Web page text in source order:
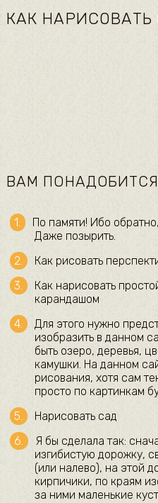
КАК НАРИСОВАТЬ
ВАМ ПОНАДОБИТСЯ
​По памяти! Ибо
Даже позырить. ​
​Как рисовать
​Как нарисовать
карандашом​
​Для этого нужно
изобразить в данном
быть озеро, деревья,
камушки. На данном
рисования, хотя сам
просто по картинкам
​Нарисовать сад​
​Я бы сделала так:
изгибистую дорожку,
(или налево), на этой
кирпичики, по краям
за ними маленькие